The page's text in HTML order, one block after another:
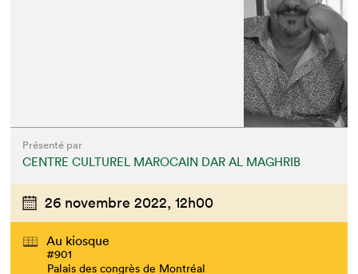
Présenté par
CENTRE CULTUREL MAROCAIN DAR AL MAGHRIB
26 novembre 2022, 12h00
Au kiosque
#901
Palais des congrès de Montréal